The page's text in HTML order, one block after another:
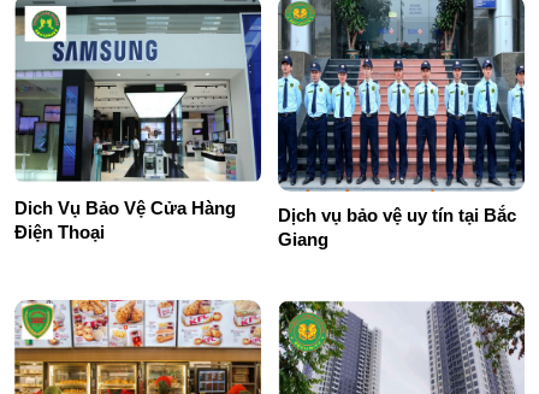
Dich Vụ Bảo Vệ Cửa Hàng
Điện Thoại
Dịch vụ bảo vệ uy tín tại Bắc
Giang